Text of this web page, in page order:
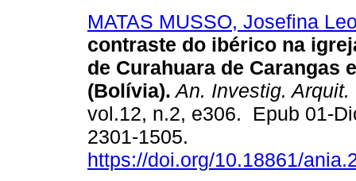
MATAS MUSSO, Josefina
contraste do ibérico na
de Curahuara de Carangas
(Bolívia). An. Investig. Arquit.
vol.12, n.2, e306. Epub 01-
2301-1505.
https://doi.org/10.18861/